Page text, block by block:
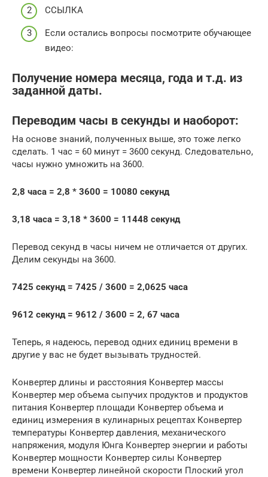
ССЫЛКА
Если остались вопросы посмотрите обучающее
видео:
Получение номера месяца, года и т.д. из
заданной даты.
Переводим часы в секунды и наоборот:
На основе знаний, полученных выше, это тоже легко
сделать. 1 час = 60 минут = 3600 секунд. Следовательно,
часы нужно умножить на 3600.
2,8 часа = 2,8 * 3600 = 10080 секунд
3,18 часа = 3,18 * 3600 = 11448 секунд
Перевод секунд в часы ничем не отличается от других.
Делим секунды на 3600.
7425 секунд = 7425 / 3600 = 2,0625 часа
9612 секунд = 9612 / 3600 = 2, 67 часа
Теперь, я надеюсь, перевод одних единиц времени в
другие у вас не будет вызывать трудностей.
Конвертер длины и расстояния Конвертер массы
Конвертер мер объема сыпучих продуктов и продуктов
питания Конвертер площади Конвертер объема и
единиц измерения в кулинарных рецептах Конвертер
температуры Конвертер давления, механического
напряжения, модуля Юнга Конвертер энергии и работы
Конвертер мощности Конвертер силы Конвертер
времени Конвертер линейной скорости Плоский угол